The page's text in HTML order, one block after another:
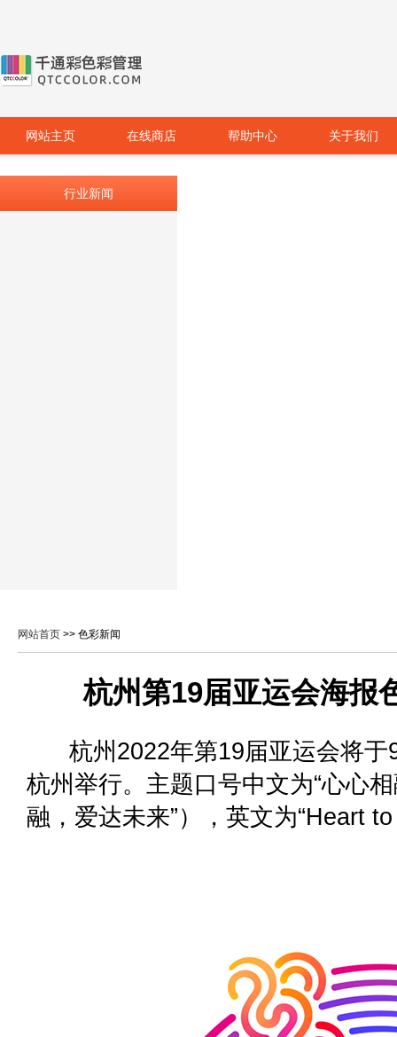
网站主页 在线商店 帮助中心 关于我们
行业新闻
网站首页 >> 色彩新闻
杭州第19届亚运会海报
杭州2022年第19届亚运会将于
杭州举行。主题口号中文为“心心
融，爱达未来”），英文为“Heart